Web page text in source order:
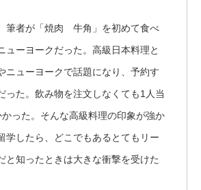
筆者が「焼肉 牛角」を初めて食べ
ューヨークだった。高級日本料理と
ニューヨークで話題になり、予約す
った。飲み物を注文しなくても1人当
った。そんな高級料理の印象が強か
学したら、どこでもあるとてもリー
と知ったときは大きな衝撃を受けた